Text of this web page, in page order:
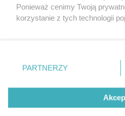
Ponieważ cenimy Twoją
korzystanie z tych technologii
nie wymagają zgody
się takiemu przetwarzaniu.
Zapoznaj się z poniższymi
PARTNERZY